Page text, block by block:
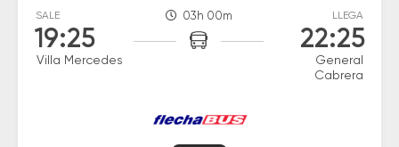
SALE
19:25
Villa Mercedes
03h 00m LLEGA
22:25
General
Cabrera